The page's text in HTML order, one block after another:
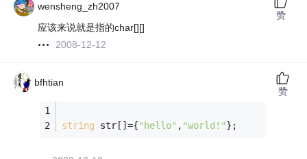
wensheng_zh2007
应该来说就是指的char[][]
2008-12-12
赞
bfhtian
string str[]={"hello" , "world!"};
赞